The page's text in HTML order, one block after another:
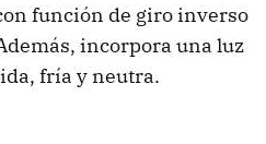
función de giro inverso
incorpora una luz
fría y neutra.